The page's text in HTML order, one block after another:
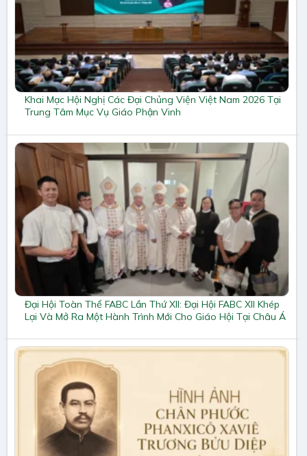
Khai Mạc Hội Nghị Các Đại Chủng Viện Việt Nam 2026 Tại
Trung Tâm Mục Vụ Giáo Phận Vinh
Đại Hội Toàn Thể FABC Lần Thứ XII: Đại Hội FABC XII Khép
Lại Và Mở Ra Một Hành Trình Mới Cho Giáo Hội Tại Châu Á